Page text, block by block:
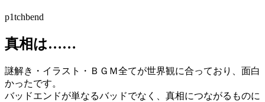
p1tchbend
真相は……
謎解き・イラスト・ＢＧＭ全てが世界観に合っており、面白
かったです。
バッドエンドが単なるバッドでなく、真相につながるものに